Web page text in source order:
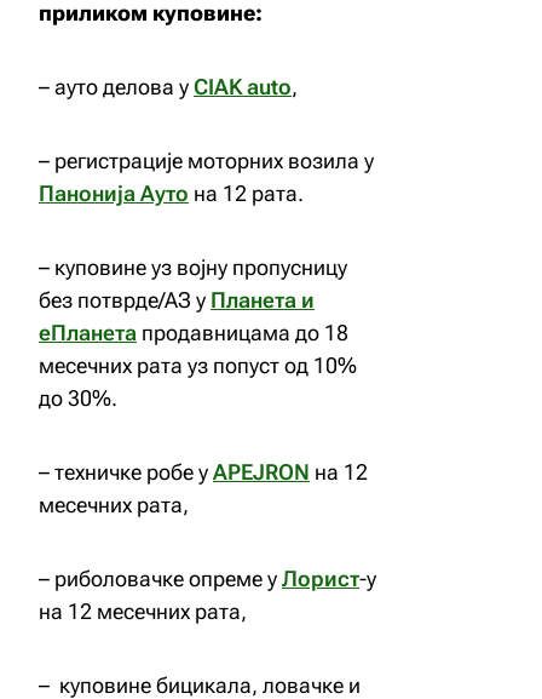
приликом куповине:
– ауто делова уCIAK auto,
– регистрације моторних возила у
Панонија Ауто на 12 рата.
– куповине уз војну пропусницу
без потврде/АЗ у Планета и
еПланета продавницама до 18
месечних рата уз попуст од 10%
до 30%.
– техничке робе уAPEJRON на 12
месечних рата,
– риболовачке опреме уЛорист-у
на 12 месечних рата,
– куповине бицикала, ловачке и